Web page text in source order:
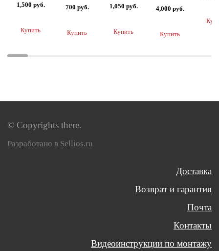
1,500 руб.
Купить
700 руб.
Купить
1,050 руб.
Купить
4,000 руб.
Купить
© Copyrights there.
Разработано в Sellios.ru
Доставка
Возврат и гарантия
Почта
Контакты
Видеоинструкции по монтажу